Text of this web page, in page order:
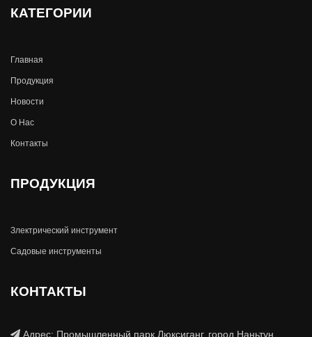
КАТЕГОРИИ
Главная
Продукция
Новости
О Hас
Контакты
ПРОДУКЦИЯ
Злектрический инструмент
Садовые инструменты
КОНТАКТЫ
Адрес: Промышленный парк Люксиганг, город Наньтун,